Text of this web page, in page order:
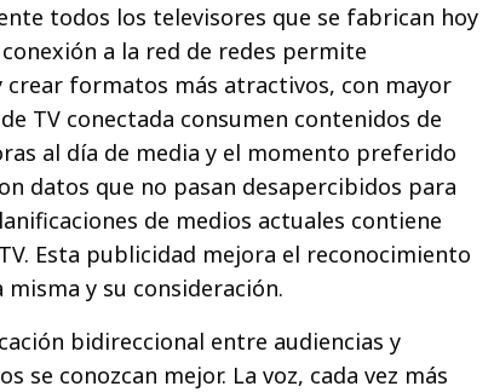
todos los televisores que se fabrican hoy
a la red de redes permite
crear formatos más atractivos, con mayor
TV conectada consumen contenidos de
al día de media y el momento preferido
datos que no pasan desapercibidos para
de medios actuales contiene
Esta publicidad mejora el reconocimiento
y su consideración.
bidireccional entre audiencias y
se conozcan mejor. La voz, cada vez más